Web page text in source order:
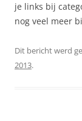
je links bij
nog veel meer
Dit bericht werd
2013.